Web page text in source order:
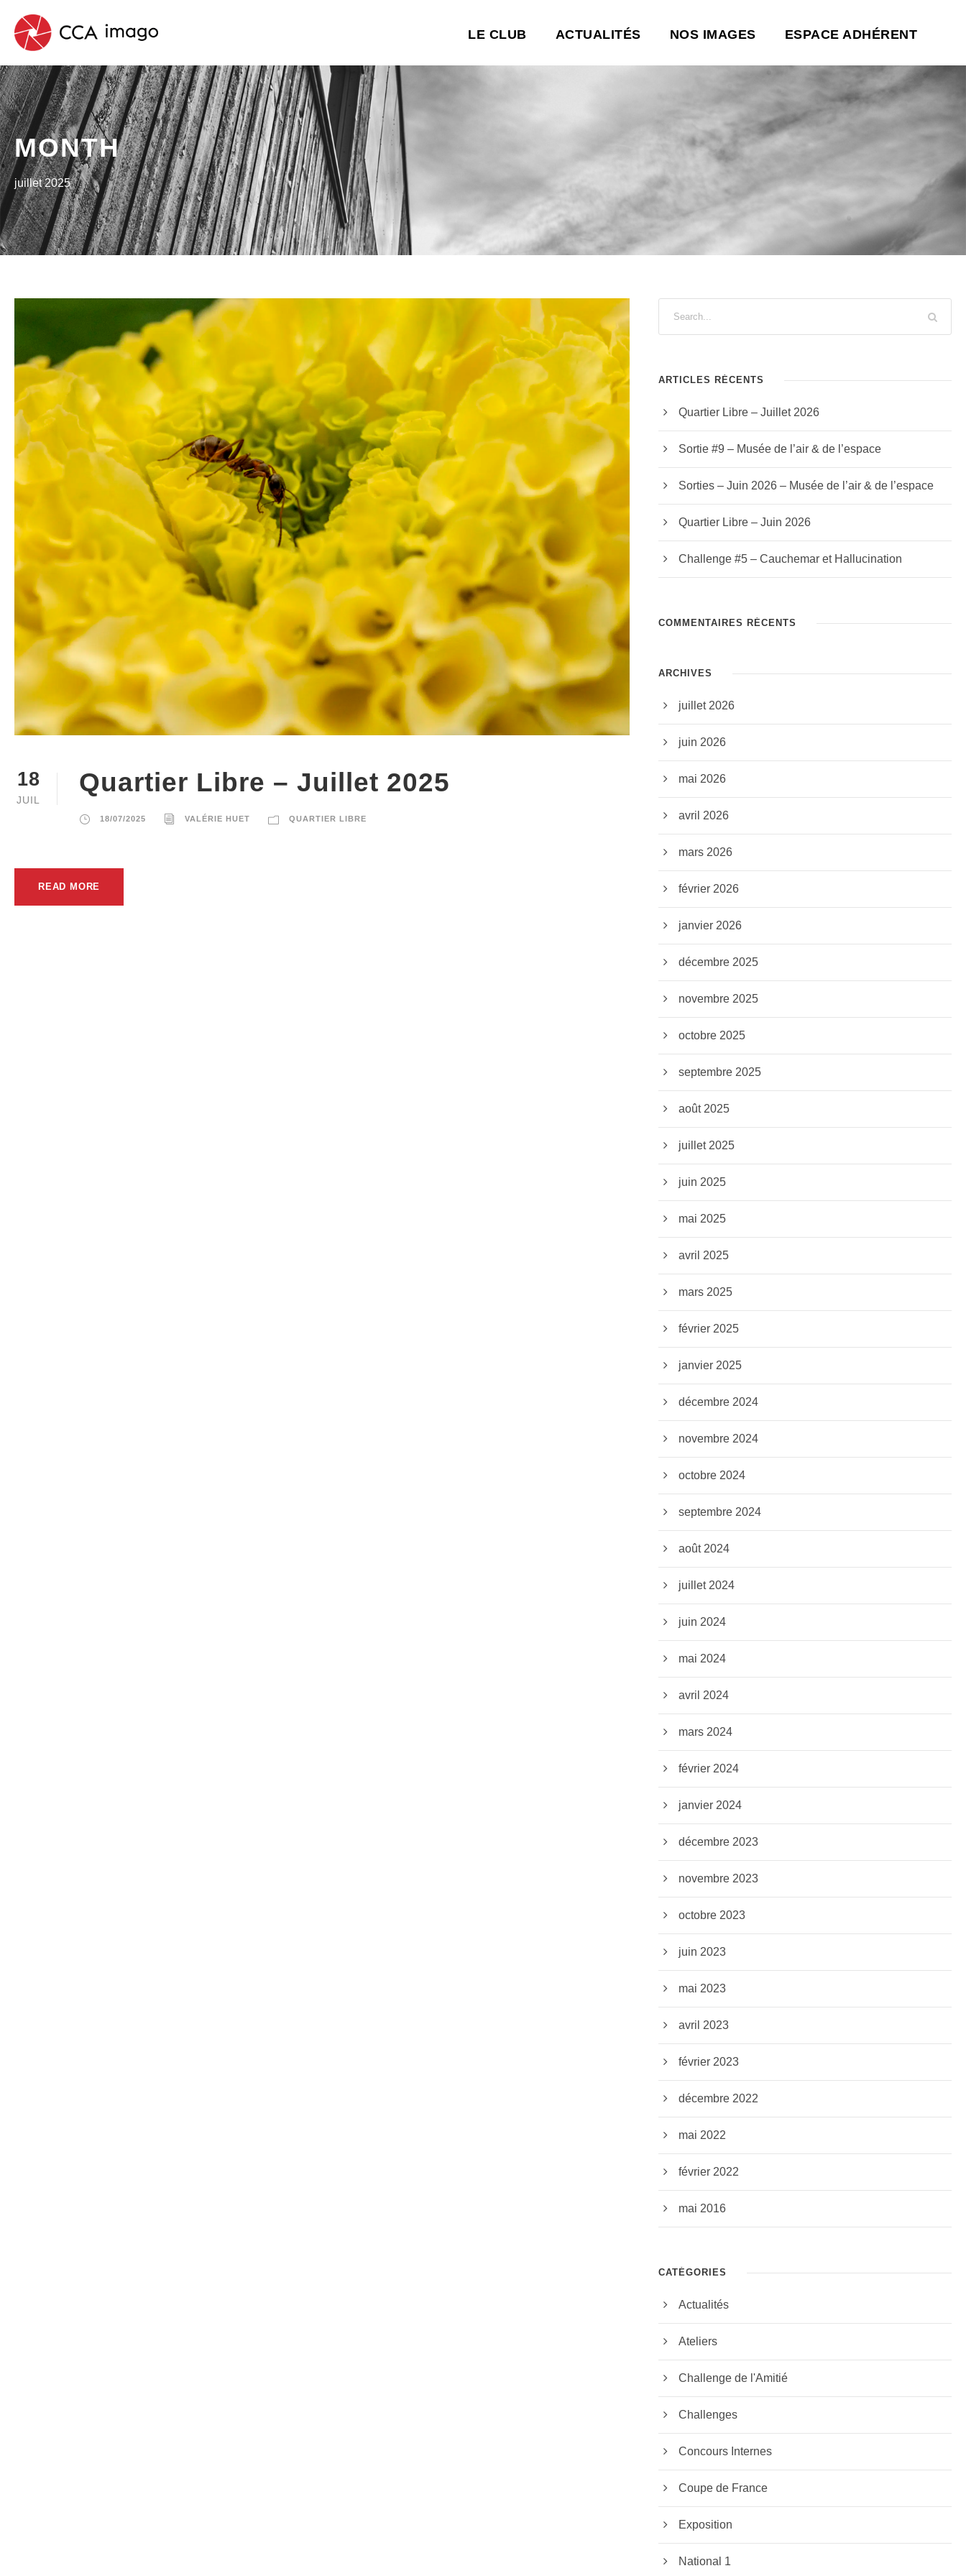
LE CLUB ACTUALITÉS NOS IMAGES ESPACE ADHÉRENT
MONTH
juillet 2025
18
JUIL
Quartier Libre – Juillet 2025
18/07/2025 VALÉRIE HUET QUARTIER LIBRE
READ MORE
ARTICLES RÉCENTS
Quartier Libre – Juillet 2026
Sortie #9 – Musée de l’air & de l’espace
Sorties – Juin 2026 – Musée de l’air & de l’espace
Quartier Libre – Juin 2026
Challenge #5 – Cauchemar et Hallucination
COMMENTAIRES RÉCENTS
ARCHIVES
juillet 2026
juin 2026
mai 2026
avril 2026
mars 2026
février 2026
janvier 2026
décembre 2025
novembre 2025
octobre 2025
septembre 2025
août 2025
juillet 2025
juin 2025
mai 2025
avril 2025
mars 2025
février 2025
janvier 2025
décembre 2024
novembre 2024
octobre 2024
septembre 2024
août 2024
juillet 2024
juin 2024
mai 2024
avril 2024
mars 2024
février 2024
janvier 2024
décembre 2023
novembre 2023
octobre 2023
juin 2023
mai 2023
avril 2023
février 2023
décembre 2022
mai 2022
février 2022
mai 2016
CATÉGORIES
Actualités
Ateliers
Challenge de l'Amitié
Challenges
Concours Internes
Coupe de France
Exposition
National 1